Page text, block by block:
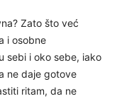
Zato što već
i osobne
sebi i oko sebe, iako
ne daje gotove
ritam, da ne